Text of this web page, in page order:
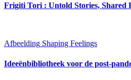
Frigiti Tori : Untold Stories, Shared
Afbeelding Shaping Feelings
Ideeënbibliotheek voor de post-